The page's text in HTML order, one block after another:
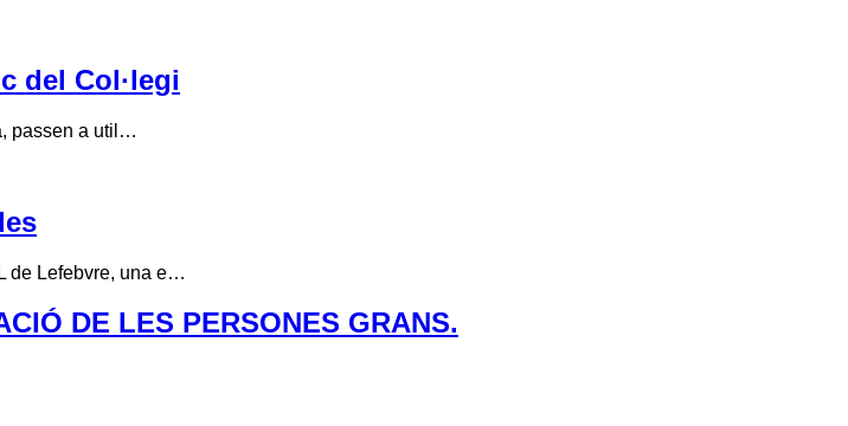
del Col·legi
passen a util…
de Lefebvre, una e…
DE LES PERSONES GRANS.